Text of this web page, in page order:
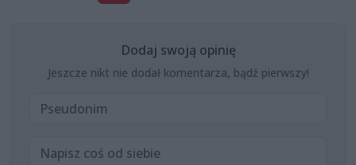
Dodaj swoją opinię
Jeszcze nikt nie dodał komentarza, bądź pierwszy!